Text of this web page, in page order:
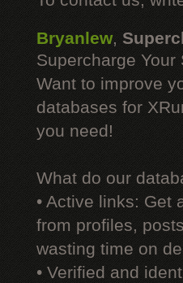
Bryanlew,
Supercharge
Want to improve
databases for
you need!
What do our
• Active links: Get
from profiles,
wasting time on
• Verified and